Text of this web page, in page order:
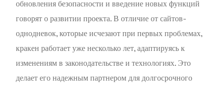
обновления безопасности и введение новых функций
говорят о развитии проекта. В отличие от сайтов-
однодневок, которые исчезают при первых проблемах,
кракен работает уже несколько лет, адаптируясь к
изменениям в законодательстве и технологиях. Это
делает его надежным партнером для долгосрочного